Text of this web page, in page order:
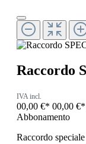
Raccordo
IVA incl.
00,00 €* 00,00 €*
Abbonamento
Raccordo